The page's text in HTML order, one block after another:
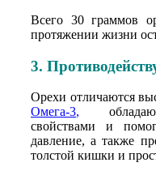
Всего 30 граммов
протяжении жизни
3.
Орехи отличаются
Омега-3,
свойствами и
давление, а также
толстой кишки и